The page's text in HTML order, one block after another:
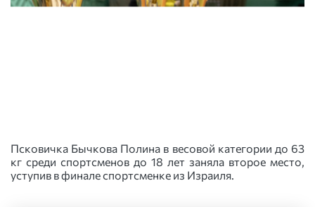
Псковичка Бычкова Полина в весовой категории до 63
кг среди спортсменов до 18 лет заняла второе место,
уступив в финале спортсменке из Израиля.